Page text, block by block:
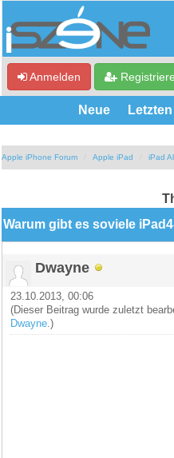
Anmelden
Neue Letzten
Apple iPhone Forum Apple iPad iPad
Warum gibt es soviele
Dwayne
23.10.2013, 00:06
(Dieser Beitrag wurde zuletzt
Dwayne .)